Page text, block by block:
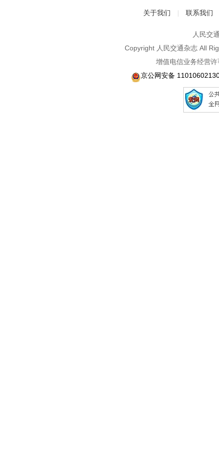
关于我们 联系我们
人民交
Copyright 人民交通杂志 All
增值电信业务经营
京公网安备